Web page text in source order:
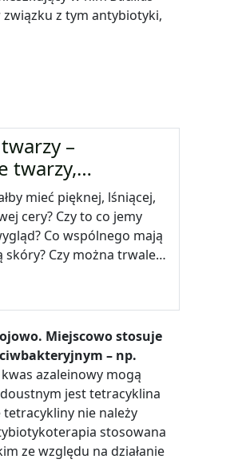
z tym antybiotyki,
–
twarzy,…
mieć pięknej, lśniącej,
cery? Czy to co jemy
Co wspólnego mają
skóry? Czy można trwale…
Miejscowo stosuje
– np.
azaleinowy mogą
jest tetracyklina
nie należy
stosowana
ze względu na działanie